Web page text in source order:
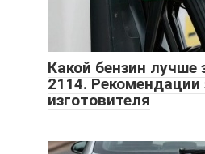
Какой бензин лучше
2114. Рекомендации
изготовителя